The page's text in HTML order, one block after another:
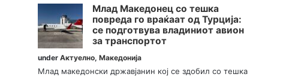
Млад Македонец со тешка
повреда го враќаат од Турција:
се подготвува владиниот авион
за транспортот
underАктуелно,Македонија
Млад македонски државјанин кој се здобил со тешка